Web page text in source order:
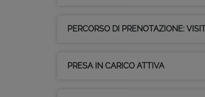
PERCORSO DI PRENOTAZIONE:
PRESA IN CARICO ATTIVA